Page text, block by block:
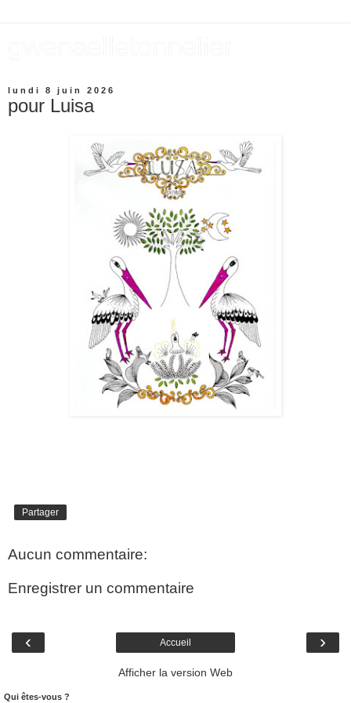
lundi 8 juin 2026
pour Luisa
Partager
Aucun commentaire:
Enregistrer un commentaire
‹ ›
Accueil
Afficher la version Web
Qui êtes-vous ?